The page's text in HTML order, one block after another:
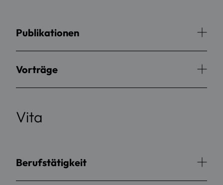
Publikationen
Vorträge
Vita
Berufstätigkeit